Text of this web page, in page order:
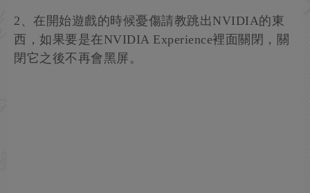
2、在開始遊戲的時候憂傷請教跳出NVIDIA的東
西，如果要是在NVIDIA Experience裡面關閉，關
閉它之後不再會黑屏。